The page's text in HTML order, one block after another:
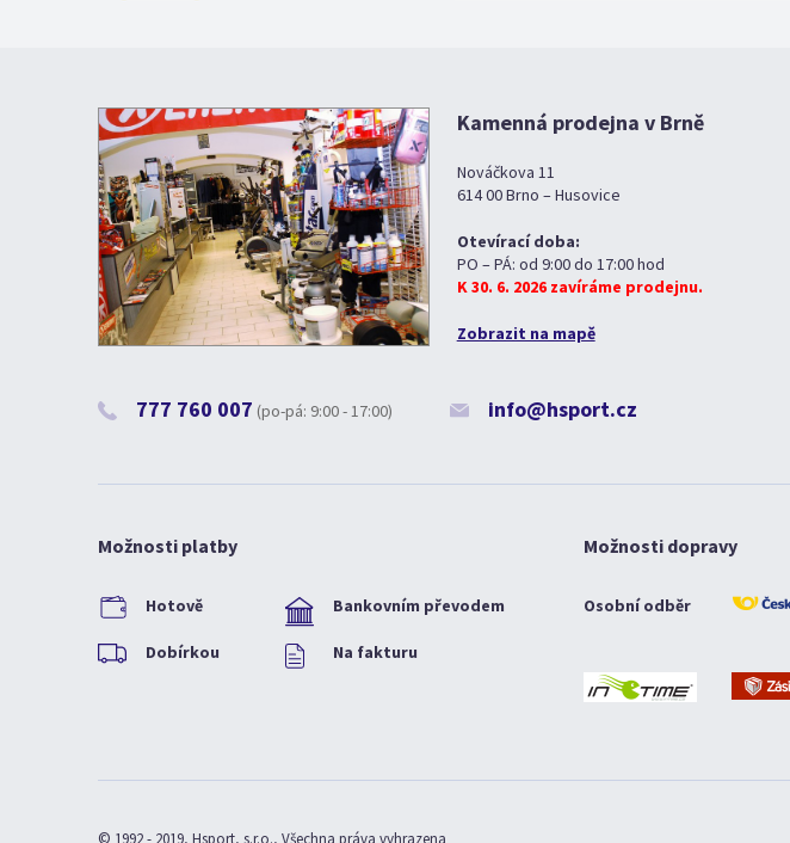
Kamenná prodejna v Brně
Nováčkova 11
614 00 Brno – Husovice
Otevírací doba:
PO – PÁ: od 9:00 do 17:00 hod
K 30. 6. 2026 zavíráme prodejnu.
Zobrazit na mapě
777 760 007 (po-pá: 9:00 - 17:00) info@hsport.cz
Možnosti platby
Hotově Bankovním převodem
Dobírkou Na fakturu
Možnosti dopravy
Osobní odběr
© 1992 - 2019, Hsport, s.r.o., Všechna práva vyhrazena